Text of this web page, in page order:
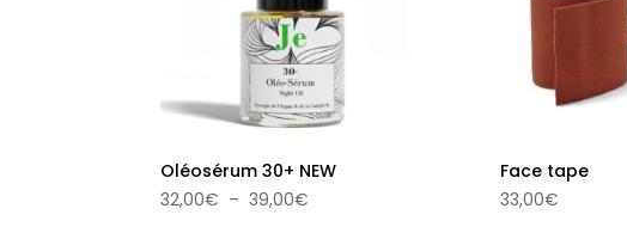
Oléosérum 30+ NEW
32,00€ – 39,00€
Face tape
33,00€